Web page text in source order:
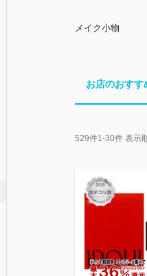
メイク小物
お店のおすす
529件1-30件 表示